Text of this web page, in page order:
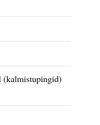
(kalmistupingid)